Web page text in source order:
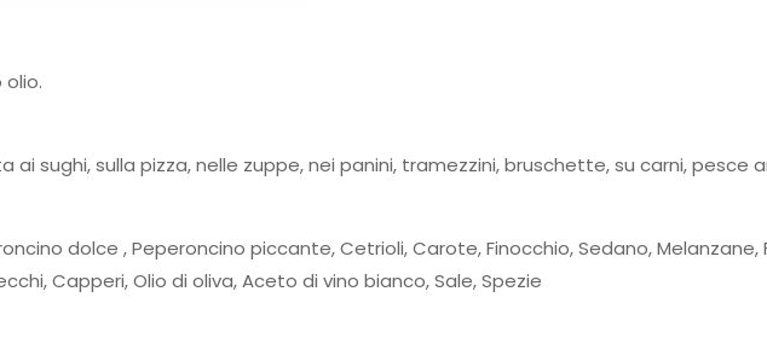
sughi, sulla pizza, nelle zuppe, nei panini, tramezzini, bruschette, su carni, pesce
dolce , Peperoncino piccante, Cetrioli, Carote, Finocchio, Sedano,
Capperi, Olio di oliva, Aceto di vino bianco, Sale, Spezie